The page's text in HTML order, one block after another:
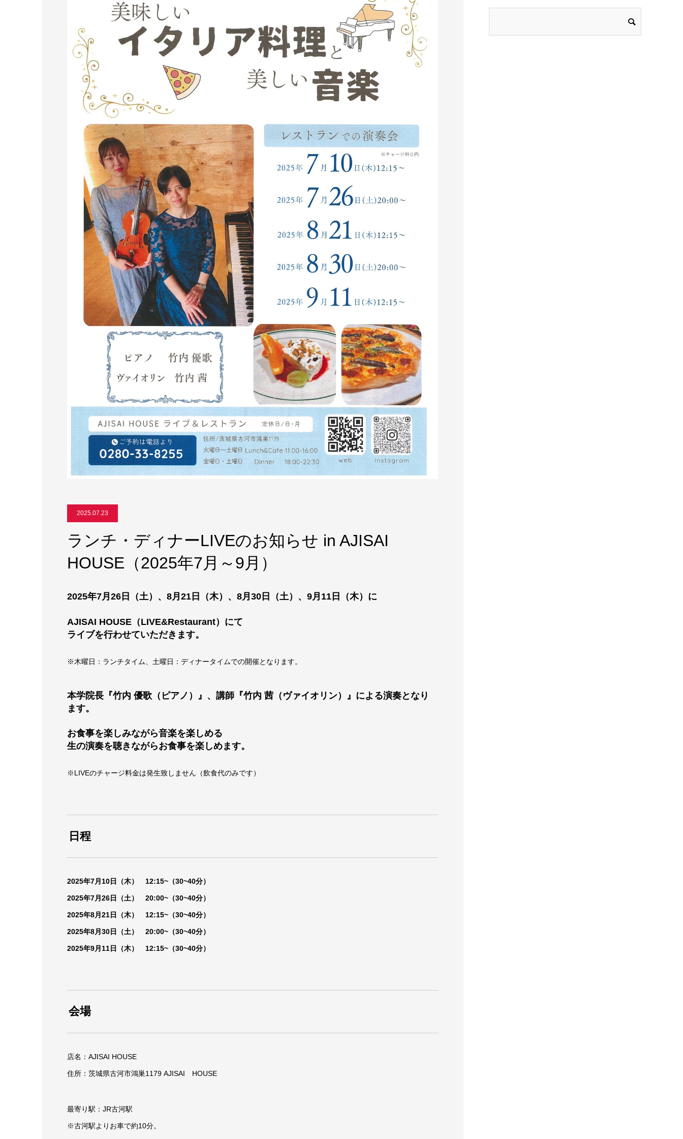
2025.07.23
ランチ・ディナーLIVEのお知らせ in AJISAI
HOUSE（2025年7月～9月）
2025年7月26日（土）、8月21日（木） 、8月30日（土） 、9月 11 日（木）に
AJISAI HOUSE（LIVE&Restaurant）にて
ライブを行わせていただきます。
※木曜日：ランチタイム、土曜日：ディナータイムでの開催となります。
本学院長『竹内 優歌（ピアノ）』、講師『竹内 茜（ヴァイオリン）』による演奏となり
ます。
お食事を楽しみながら音楽を楽しめる
生の演奏を聴きながらお食事を楽しめます。
※LIVEのチャージ料金は発生致しません（飲食代のみです）
日程
2025年7月10日（木） 12:15~（30~40分）
2025年7月26日（土） 20:00~（30~40分）
2025年8月21日（木） 12:15~（30~40分）
2025年8月30日（土） 20:00~（30~40分）
2025年9月11日（木） 12:15~（30~40分）
会場
店名：AJISAI HOUSE
住所：茨城県古河市鴻巣1179 AJISAI HOUSE
最寄り駅：JR古河駅
※古河駅よりお車で約10分。